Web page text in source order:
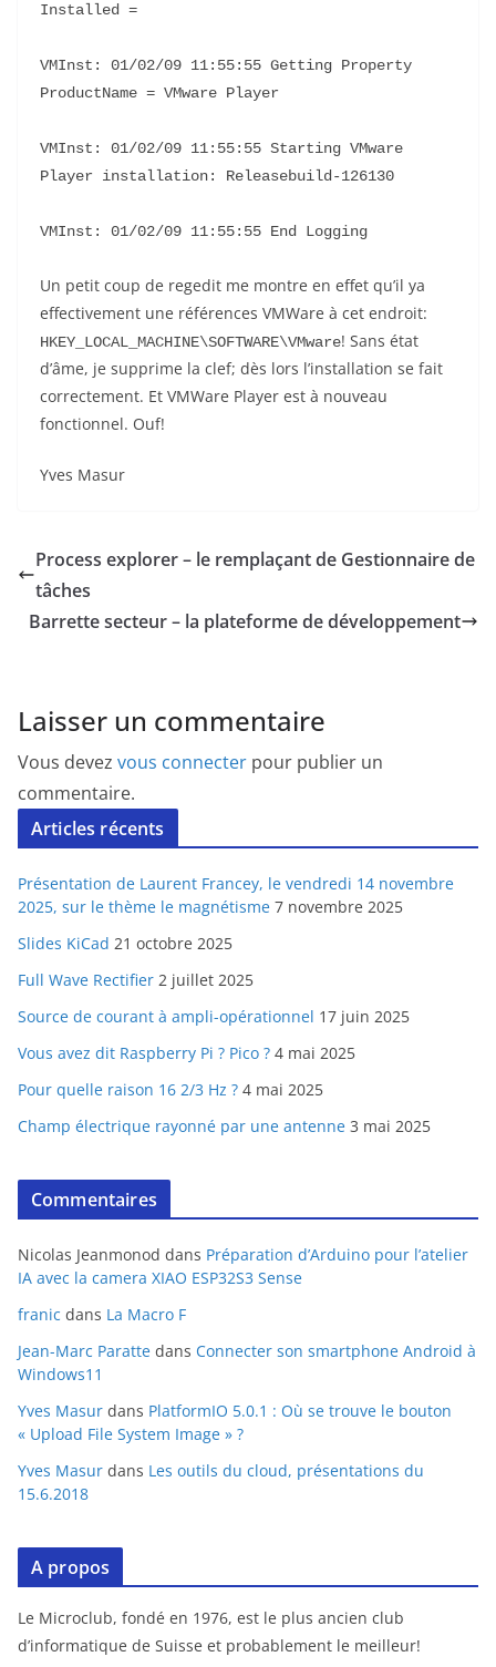
Installed =
VMInst: 01/02/09 11:55:55 Getting Property
ProductName = VMware Player
VMInst: 01/02/09 11:55:55 Starting VMware
Player installation: Releasebuild-126130
VMInst: 01/02/09 11:55:55 End Logging
Un petit coup de regedit me montre en effet qu’il ya
effectivement une références VMWare à cet endroit:
HKEY_LOCAL_MACHINE\SOFTWARE\VMware! Sans état
d’âme, je supprime la clef; dès lors l’installation se fait
correctement. Et VMWare Player est à nouveau
fonctionnel. Ouf!
Yves Masur
Process explorer – le remplaçant de Gestionnaire de
tâches
Barrette secteur – la plateforme de développement
Laisser un commentaire
Vous devez vous connecter pour publier un
commentaire.
Articles récents
Présentation de Laurent Francey, le vendredi 14 novembre
2025, sur le thème le magnétisme 7 novembre 2025
Slides KiCad 21 octobre 2025
Full Wave Rectifier 2 juillet 2025
Source de courant à ampli-opérationnel 17 juin 2025
Vous avez dit Raspberry Pi ? Pico ? 4 mai 2025
Pour quelle raison 16 2/3 Hz ? 4 mai 2025
Champ électrique rayonné par une antenne 3 mai 2025
Commentaires
Nicolas Jeanmonod dans Préparation d’Arduino pour l’atelier
IA avec la camera XIAO ESP32S3 Sense
franic dans La Macro F
Jean-Marc Paratte dans Connecter son smartphone Android à
Windows11
Yves Masur dans PlatformIO 5.0.1 : Où se trouve le bouton
« Upload File System Image » ?
Yves Masur dans Les outils du cloud, présentations du
15.6.2018
A propos
Le Microclub, fondé en 1976, est le plus ancien club
d’informatique de Suisse et probablement le meilleur!